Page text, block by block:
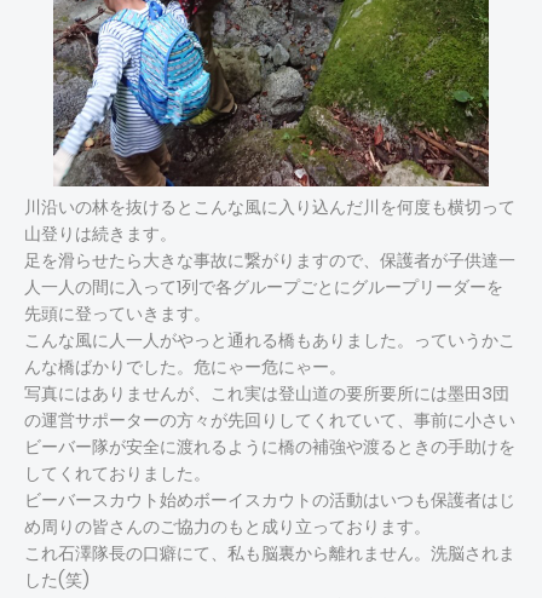
川沿いの林を抜けるとこんな風に入り込んだ川を何度も横切って
山登りは続きます。
足を滑らせたら大きな事故に繋がりますので、保護者が子供達一
人一人の間に入って1列で各グループごとにグループリーダーを
先頭に登っていきます。
こんな風に人一人がやっと通れる橋もありました。っていうかこ
んな橋ばかりでした。危にゃー危にゃー。
写真にはありませんが、これ実は登山道の要所要所には墨田3団
の運営サポーターの方々が先回りしてくれていて、事前に小さい
ビーバー隊が安全に渡れるように橋の補強や渡るときの手助けを
してくれておりました。
ビーバースカウト始めボーイスカウトの活動はいつも保護者はじ
め周りの皆さんのご協力のもと成り立っております。
これ石澤隊長の口癖にて、私も脳裏から離れません。洗脳されま
した(笑)